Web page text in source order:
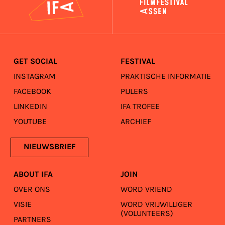
GET SOCIAL
INSTAGRAM
FACEBOOK
LINKEDIN
YOUTUBE
NIEUWSBRIEF
FESTIVAL
PRAKTISCHE INFORMATIE
PIJLERS
IFA TROFEE
ARCHIEF
ABOUT IFA
OVER ONS
VISIE
PARTNERS
JOIN
WORD VRIEND
WORD VRIJWILLIGER
(VOLUNTEERS)